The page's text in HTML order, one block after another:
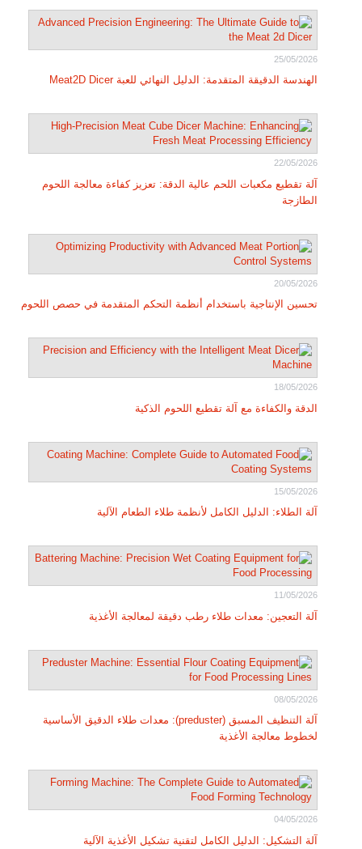
25/05/2026
الهندسة الدقيقة المتقدمة: الدليل النهائي للعبة Meat2D Dicer
22/05/2026
آلة تقطيع مكعبات اللحم عالية الدقة: تعزيز كفاءة معالجة اللحوم
الطازجة
20/05/2026
تحسين الإنتاجية باستخدام أنظمة التحكم المتقدمة في حصص اللحوم
18/05/2026
الدقة والكفاءة مع آلة تقطيع اللحوم الذكية
15/05/2026
آلة الطلاء: الدليل الكامل لأنظمة طلاء الطعام الآلية
11/05/2026
آلة التعجين: معدات طلاء رطب دقيقة لمعالجة الأغذية
08/05/2026
آلة التنظيف المسبق (preduster): معدات طلاء الدقيق الأساسية
لخطوط معالجة الأغذية
04/05/2026
آلة التشكيل: الدليل الكامل لتقنية تشكيل الأغذية الآلية